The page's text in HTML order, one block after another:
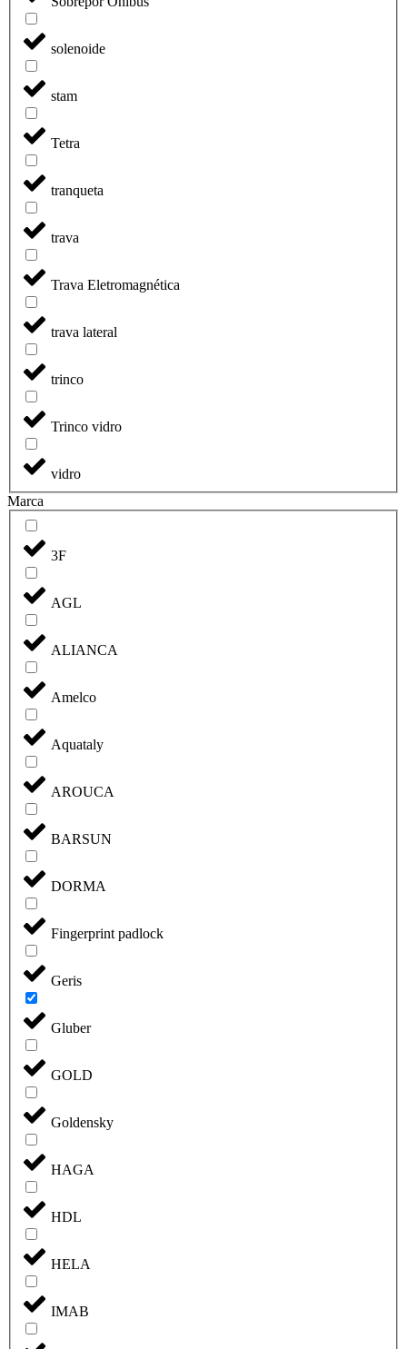
solenoide
stam
Tetra
tranqueta
trava
Trava Eletromagnética
trava lateral
trinco
Trinco vidro
vidro
Marca
3F
AGL
ALIANCA
Amelco
Aquataly
AROUCA
BARSUN
DORMA
Fingerprint padlock
Geris
Gluber
GOLD
Goldensky
HAGA
HDL
HELA
IMAB